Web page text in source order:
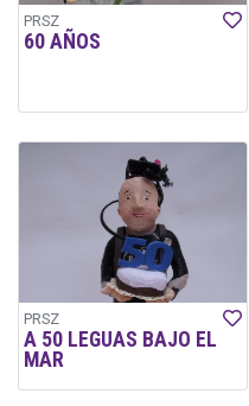
PRSZ
60 AÑOS
PRSZ
A 50 LEGUAS BAJO EL
MAR